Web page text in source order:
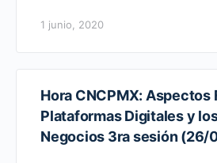
1 junio, 2020
Hora CNCPMX: Aspectos
Plataformas Digitales y
Negocios 3ra sesión (26/